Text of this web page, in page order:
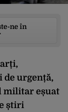
ne în
urgență,
militar eșuat
știri